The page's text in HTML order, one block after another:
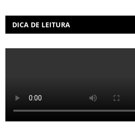
DICA DE LEITURA